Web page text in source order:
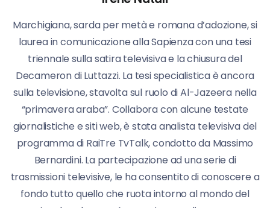
Marchigiana, sarda per metà e romana d’adozione, si
laurea in comunicazione alla Sapienza con una tesi
triennale sulla satira televisiva e la chiusura del
Decameron di Luttazzi. La tesi specialistica è ancora
sulla televisione, stavolta sul ruolo di Al-Jazeera nella
“primavera araba”. Collabora con alcune testate
giornalistiche e siti web, è stata analista televisiva del
programma di RaiTre TvTalk, condotto da Massimo
Bernardini. La partecipazione ad una serie di
trasmissioni televisive, le ha consentito di conoscere a
fondo tutto quello che ruota intorno al mondo del